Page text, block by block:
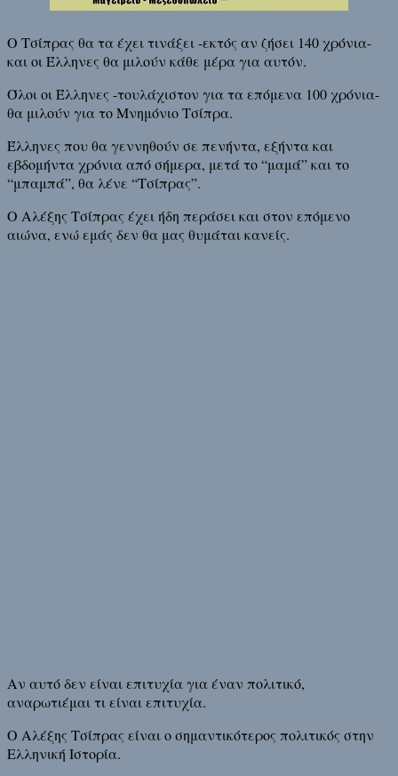
Ο Τσίπρας θα τα έχει τινάξει -εκτός αν ζήσει 140 χρόνια-
και οι Έλληνες θα μιλούν κάθε μέρα για αυτόν.
Όλοι οι Έλληνες -τουλάχιστον για τα επόμενα 100 χρόνια-
θα μιλούν για το Μνημόνιο Τσίπρα.
Έλληνες που θα γεννηθούν σε πενήντα, εξήντα και
εβδομήντα χρόνια από σήμερα, μετά το “μαμά” και το
“μπαμπά”, θα λένε “Τσίπρας”.
Ο Αλέξης Τσίπρας έχει ήδη περάσει και στον επόμενο
αιώνα, ενώ εμάς δεν θα μας θυμάται κανείς.
Αν αυτό δεν είναι επιτυχία για έναν πολιτικό,
αναρωτιέμαι τι είναι επιτυχία.
Ο Αλέξης Τσίπρας είναι ο σημαντικότερος πολιτικός στην
Ελληνική Ιστορία.